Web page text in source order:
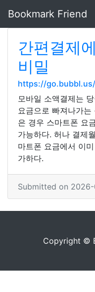
Bookmark Friend
간편결제
비밀
https://
모바일 소액결제는
요금으로 빠져나가
은 경우 스마트폰 요
가능하다. 허나 결제
마트폰 요금에서 이
가하다.
Submitted on
Copyright ©